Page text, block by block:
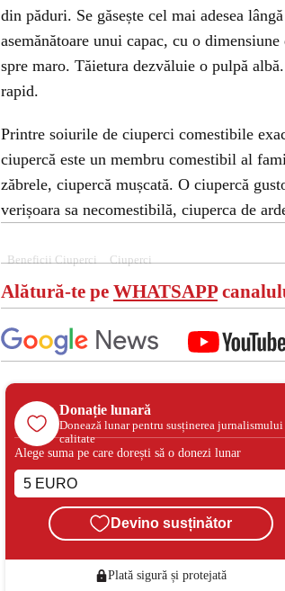
din păduri. Se găsește cel mai adesea
asemănătoare unui capac, cu o
spre maro. Tăietura dezvăluie o pulpă
rapid.
Printre soiurile de ciuperci comestibile
ciupercă este un membru comestibil al
zăbrele, ciupercă mușcată. O ciupercă
verișoara sa necomestibilă, ciuperca de
Beneficii Ciuperci Ciuperci
Alătură-te pe WHATSAPP
Donație lunară
Donează lunar pentru susținerea jurnalismului
calitate
Alege suma pe care dorești să o donezi lunar
Devino susținător
Plată sigură și protejată